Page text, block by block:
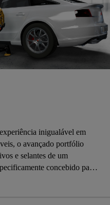
inigualável em
o avançado portfólio
e selantes de um
concebido para